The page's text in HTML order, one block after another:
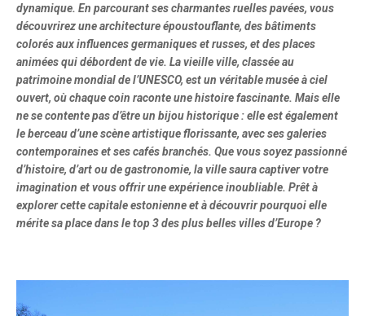
dynamique. En parcourant ses charmantes ruelles pavées, vous
découvrirez une architecture époustouflante, des bâtiments
colorés aux influences germaniques et russes, et des places
animées qui débordent de vie. La vieille ville, classée au
patrimoine mondial de l’UNESCO, est un véritable musée à ciel
ouvert, où chaque coin raconte une histoire fascinante. Mais elle
ne se contente pas d’être un bijou historique : elle est également
le berceau d’une scène artistique florissante, avec ses galeries
contemporaines et ses cafés branchés. Que vous soyez passionné
d’histoire, d’art ou de gastronomie, la ville saura captiver votre
imagination et vous offrir une expérience inoubliable. Prêt à
explorer cette capitale estonienne et à découvrir pourquoi elle
mérite sa place dans le top 3 des plus belles villes d’Europe ?